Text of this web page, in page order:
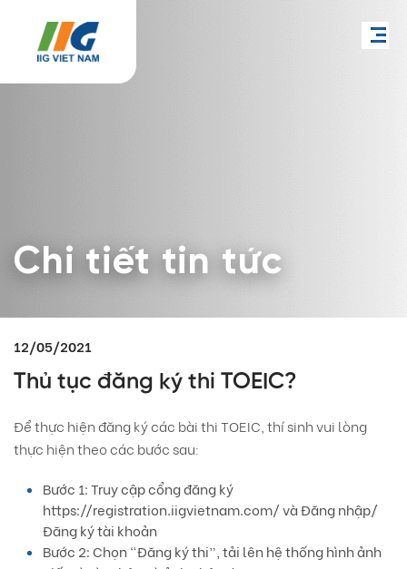
Chi tiết tin tức
12/05/2021
Thủ tục đăng ký thi TOEIC?
Để thực hiện đăng ký các bài thi TOEIC, thí sinh vui lòng
thực hiện theo các bước sau:
Bước 1: Truy cập cổng đăng ký
https://registration.iigvietnam.com/ và Đăng nhập/
Đăng ký tài khoản
Bước 2: Chọn “Đăng ký thi”, tải lên hệ thống hình ảnh